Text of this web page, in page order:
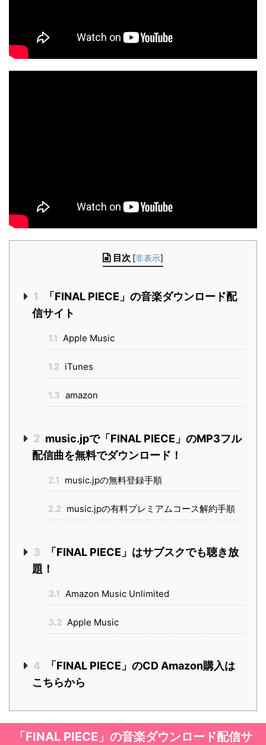
目次 [非表示]
1
「FINAL PIECE」の音楽ダウンロード配
信サイト
1.1 Apple Music
1.2 iTunes
1.3 amazon
2 music.jpで「FINAL PIECE」のMP3フル
配信曲を無料でダウンロード！
2.1 music.jpの無料登録手順
2.2 music.jpの有料プレミアムコース解約手順
3
「FINAL PIECE」はサブスクでも聴き放
題！
3.1 Amazon Music Unlimited
3.2 Apple Music
4
「FINAL PIECE」のCD Amazon購入は
こちらから
「FINAL PIECE」の音楽ダウンロード配信サ